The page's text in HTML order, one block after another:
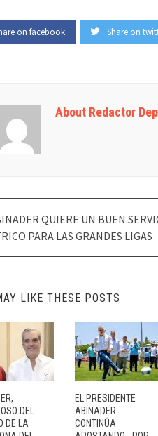
on facebook Share on
About Redactor
QUIERE UN BUEN
PARA LAS GRANDES LIGAS
LIKE THESE POSTS
DEL
DE LA
EL PRESIDENTE
ABINADER
CONTINÚA